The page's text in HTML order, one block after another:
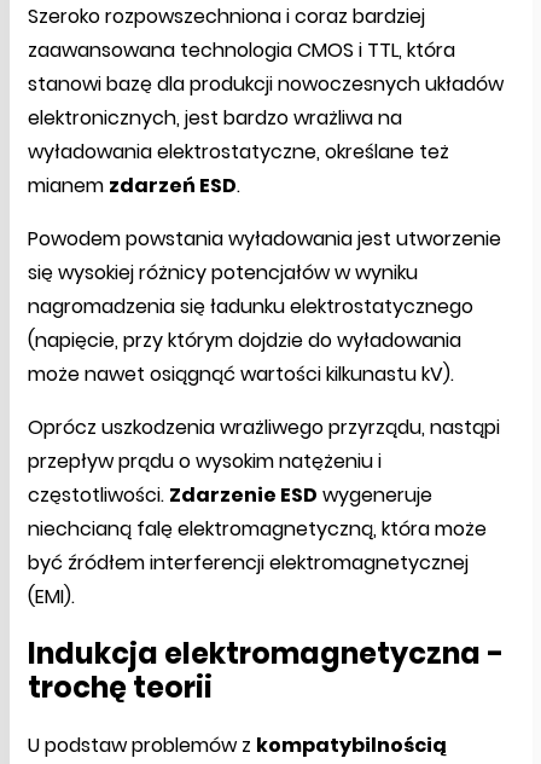
Szeroko rozpowszechniona i coraz bardziej
zaawansowana technologia CMOS i TTL, która
stanowi bazę dla produkcji nowoczesnych układów
elektronicznych, jest bardzo wrażliwa na
wyładowania elektrostatyczne, określane też
mianem zdarzeń ESD.
Powodem powstania wyładowania jest utworzenie
się wysokiej różnicy potencjałów w wyniku
nagromadzenia się ładunku elektrostatycznego
(napięcie, przy którym dojdzie do wyładowania
może nawet osiągnąć wartości kilkunastu kV).
Oprócz uszkodzenia wrażliwego przyrządu, nastąpi
przepływ prądu o wysokim natężeniu i
częstotliwości. Zdarzenie ESD wygeneruje
niechcianą falę elektromagnetyczną, która może
być źródłem interferencji elektromagnetycznej
(EMI).
Indukcja elektromagnetyczna -
trochę teorii
U podstaw problemów z kompatybilnością